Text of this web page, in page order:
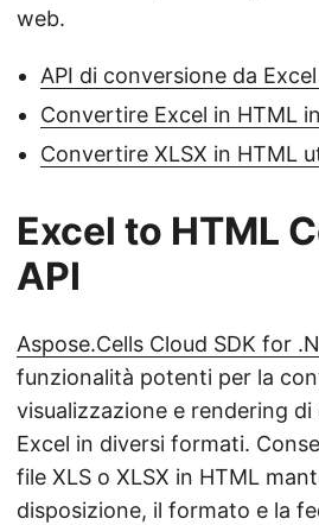
web.
API di conversione da
Convertire Excel in HTML
Convertire XLSX in HTML
Excel to HTML
API
Aspose.Cells Cloud SDK for
funzionalità potenti per la
visualizzazione e rendering
Excel in diversi formati.
file XLS o XLSX in HTML
disposizione, il formato e la